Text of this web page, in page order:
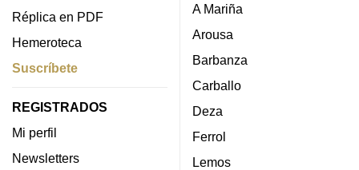
Réplica en PDF
Hemeroteca
Suscríbete
REGISTRADOS
Mi perfil
Newsletters
A Mariña
Arousa
Barbanza
Carballo
Deza
Ferrol
Lemos